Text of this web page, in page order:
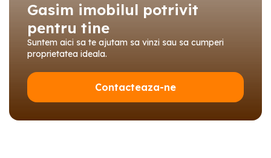
Gasim imobilul potrivit
pentru tine
Suntem aici sa te ajutam sa vinzi sau sa cumperi
proprietatea ideala.
Contacteaza-ne